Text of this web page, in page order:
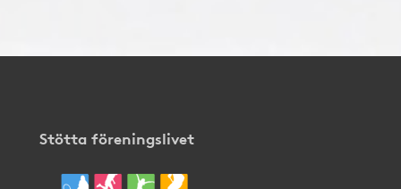
Stötta föreningslivet